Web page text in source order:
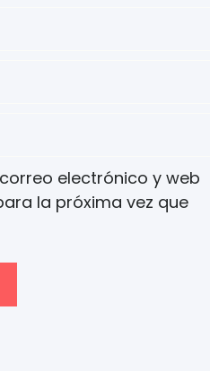
electrónico y web
la próxima vez que